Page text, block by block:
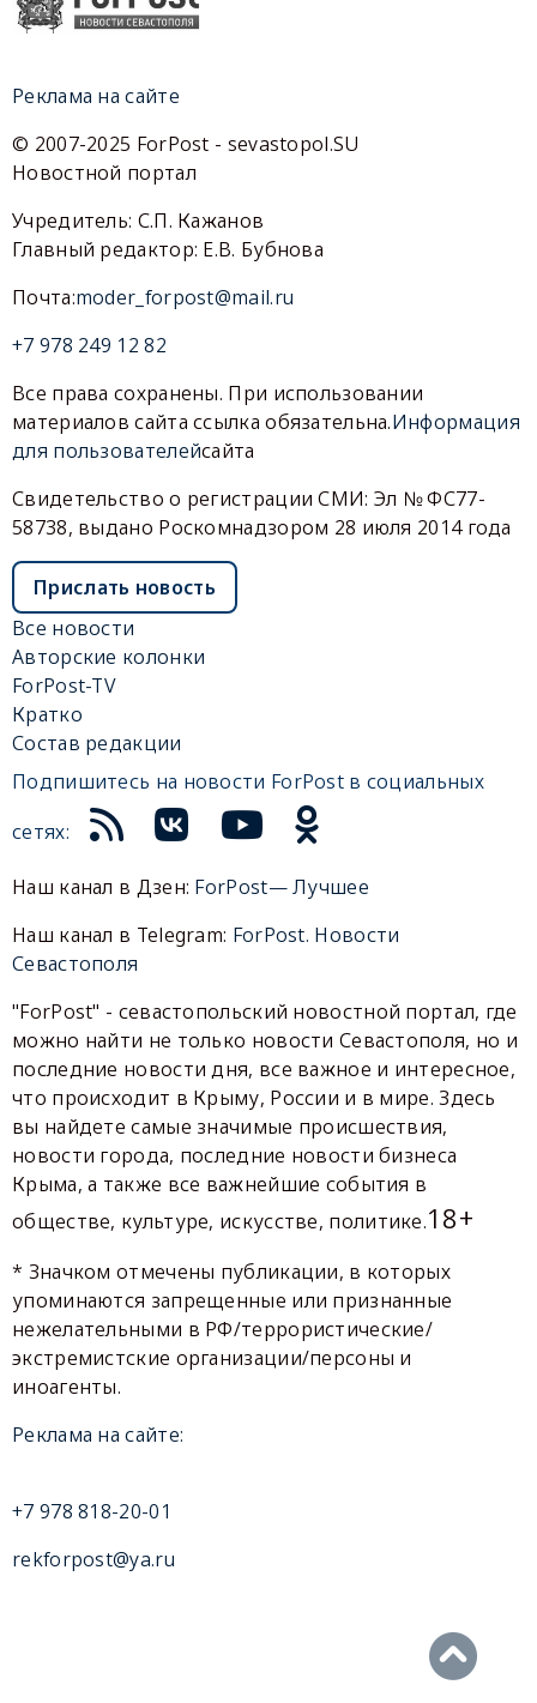
Реклама на сайте
© 2007-2025 ForPost - sevastopol.SU
Новостной портал
Учредитель: С.П. Кажанов
Главный редактор: Е.В. Бубнова
Почта:moder_forpost@mail.ru
+7 978 249 12 82
Все права сохранены. При использовании
материалов сайта ссылка обязательна.Информация
для пользователейсайта
Свидетельство о регистрации СМИ: Эл № ФС77-
58738, выдано Роскомнадзором 28 июля 2014 года
Прислать новость
Все новости
Авторские колонки
ForPost-TV
Кратко
Состав редакции
Подпишитесь на новости ForPost в социальных
сетях:
Наш канал в Дзен: ForPost— Лучшее
Наш канал в Telegram: ForPost. Новости
Севастополя
"ForPost" - севастопольский новостной портал, где
можно найти не только новости Севастополя, но и
последние новости дня, все важное и интересное,
что происходит в Крыму, России и в мире. Здесь
вы найдете самые значимые происшествия,
новости города, последние новости бизнеса
Крыма, а также все важнейшие события в
обществе, культуре, искусстве, политике.18+
* Значком отмечены публикации, в которых
упоминаются запрещенные или признанные
нежелательными в РФ/террористические/
экстремистские организации/персоны и
иноагенты.
Реклама на сайте:
+7 978 818-20-01
rekforpost@ya.ru